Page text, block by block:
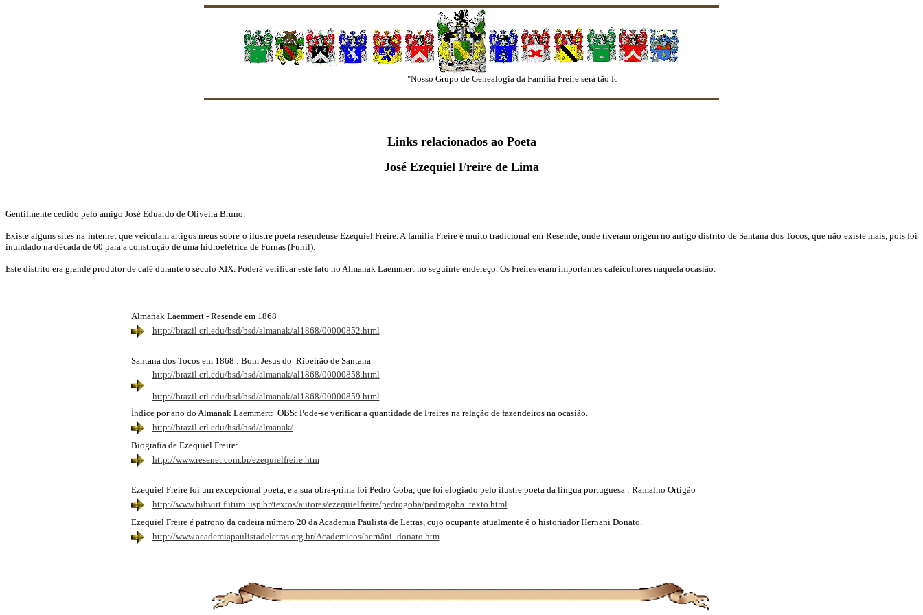
"Nosso Grupo de Genealogia da Familia Freire será tão forte quanto seus membros o façam"
Links relacionados ao Poeta
José Ezequiel Freire de Lima
Gentilmente cedido pelo amigo José Eduardo de Oliveira Bruno:
Existe alguns sites na internet que veiculam artigos meus sobre o ilustre poeta resendense Ezequiel Freire. A família Freire é muito tradicional em Resende, onde tiveram origem no antigo distrito de Santana dos Tocos, que não existe mais, pois foi
inundado na década de 60 para a construção de uma hidroelétrica de Furnas (Funil).
Este distrito era grande produtor de café durante o século XIX. Poderá verificar este fato no Almanak Laemmert no seguinte endereço. Os Freires eram importantes cafeicultores naquela ocasião.
Almanak Laemmert - Resende em 1868
http://brazil.crl.edu/bsd/bsd/almanak/al1868/00000852.html
Santana dos Tocos em 1868 : Bom Jesus do Ribeirão de Santana
http://brazil.crl.edu/bsd/bsd/almanak/al1868/00000858.html
http://brazil.crl.edu/bsd/bsd/almanak/al1868/00000859.html
Índice por ano do Almanak Laemmert: OBS: Pode-se verificar a quantidade de Freires na relação de fazendeiros na ocasião.
http://brazil.crl.edu/bsd/bsd/almanak/
Biografia de Ezequiel Freire:
http://www.resenet.com.br/ezequielfreire.htm
Ezequiel Freire foi um excepcional poeta, e a sua obra-prima foi Pedro Goba, que foi elogiado pelo ilustre poeta da língua portuguesa : Ramalho Ortigão
http://www.bibvirt.futuro.usp.br/textos/autores/ezequielfreire/pedrogoba/pedrogoba_texto.html
Ezequiel Freire é patrono da cadeira número 20 da Academia Paulista de Letras, cujo ocupante atualmente é o historiador Hernani Donato.
http://www.academiapaulistadeletras.org.br/Academicos/hernâni_donato.htm